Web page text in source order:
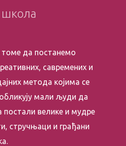
да постанемо
савремених и
метода којима се
мали људи да
постали велике и мудре
стручњаци и грађани